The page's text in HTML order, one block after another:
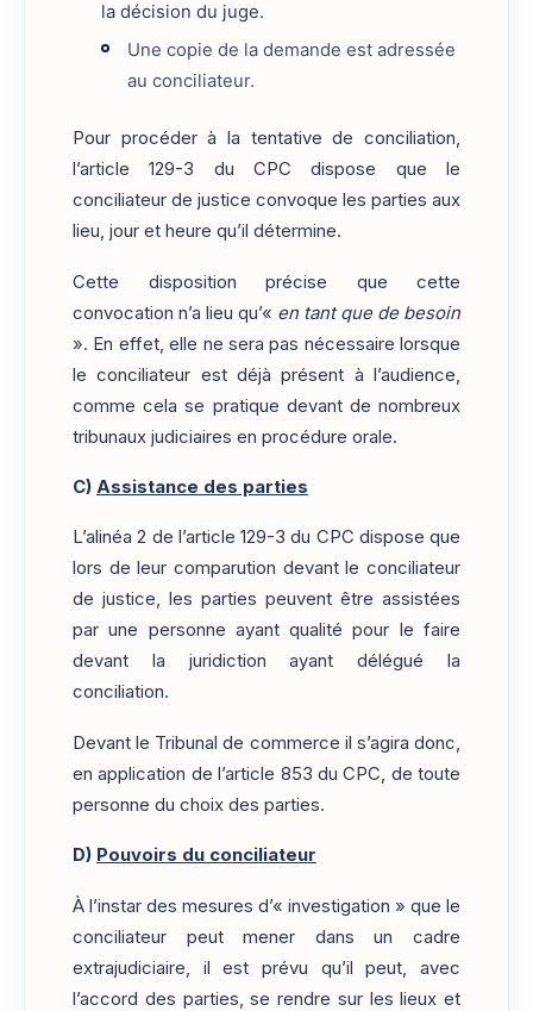
la décision du juge.
Une copie de la demande est adressée
au conciliateur.
Pour procéder à la tentative de conciliation,
l’article 129-3 du CPC dispose que le
conciliateur de justice convoque les parties aux
lieu, jour et heure qu’il détermine.
Cette disposition précise que cette
convocation n’a lieu qu’« en tant que de besoin
». En effet, elle ne sera pas nécessaire lorsque
le conciliateur est déjà présent à l’audience,
comme cela se pratique devant de nombreux
tribunaux judiciaires en procédure orale.
C) Assistance des parties
L’alinéa 2 de l’article 129-3 du CPC dispose que
lors de leur comparution devant le conciliateur
de justice, les parties peuvent être assistées
par une personne ayant qualité pour le faire
devant la juridiction ayant délégué la
conciliation.
Devant le Tribunal de commerce il s’agira donc,
en application de l’article 853 du CPC, de toute
personne du choix des parties.
D) Pouvoirs du conciliateur
À l’instar des mesures d’« investigation » que le
conciliateur peut mener dans un cadre
extrajudiciaire, il est prévu qu’il peut, avec
l’accord des parties, se rendre sur les lieux et